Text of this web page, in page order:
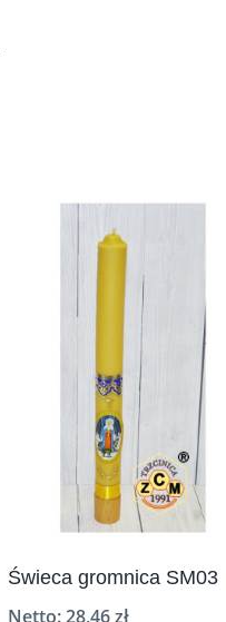
Świeca gromnica SM03
Netto:28,46zł